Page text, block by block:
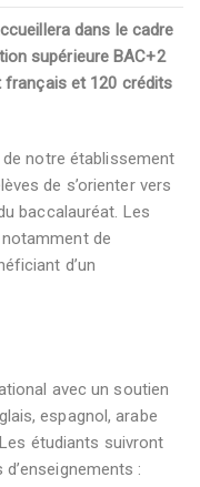
dans le cadre
supérieure BAC+2
français et 120 crédits
de notre établissement
de s’orienter vers
baccalauréat. Les
de
d’un
avec un soutien
espagnol, arabe
étudiants suivront
: